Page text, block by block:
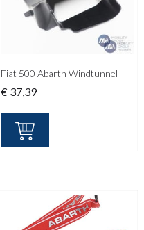
Fiat 500 Abarth Windtunnel
€ 37,39